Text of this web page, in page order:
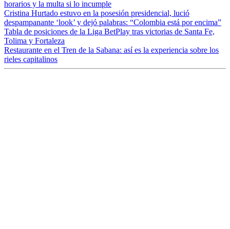
horarios y la multa si lo incumple
Cristina Hurtado estuvo en la posesión presidencial, lució
despampanante ‘look’ y dejó palabras: “Colombia está por encima”
Tabla de posiciones de la Liga BetPlay tras victorias de Santa Fe,
Tolima y Fortaleza
Restaurante en el Tren de la Sabana: así es la experiencia sobre los
rieles capitalinos